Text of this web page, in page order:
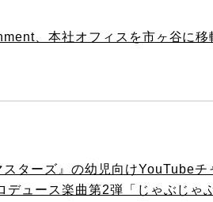
、本社オフィスを市ヶ谷に移
スターズ』の幼児向けYouTubeチ
ュース楽曲第2弾「じゃぶじゃ